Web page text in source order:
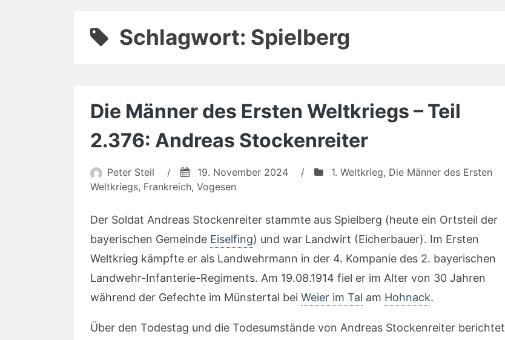
Schlagwort: Spielberg
Die Männer des Ersten Weltkriegs – Teil
2.376: Andreas Stockenreiter
Peter Steil / 19. November 2024 / 1. Weltkrieg, Die Männer des Ersten
Weltkriegs, Frankreich, Vogesen
Der Soldat Andreas Stockenreiter stammte aus Spielberg (heute ein Ortsteil der
bayerischen Gemeinde Eiselfing) und war Landwirt (Eicherbauer). Im Ersten
Weltkrieg kämpfte er als Landwehrmann in der 4. Kompanie des 2. bayerischen
Landwehr-Infanterie-Regiments. Am 19.08.1914 fiel er im Alter von 30 Jahren
während der Gefechte im Münstertal bei Weier im Tal am Hohnack.
Über den Todestag und die Todesumstände von Andreas Stockenreiter berichtet